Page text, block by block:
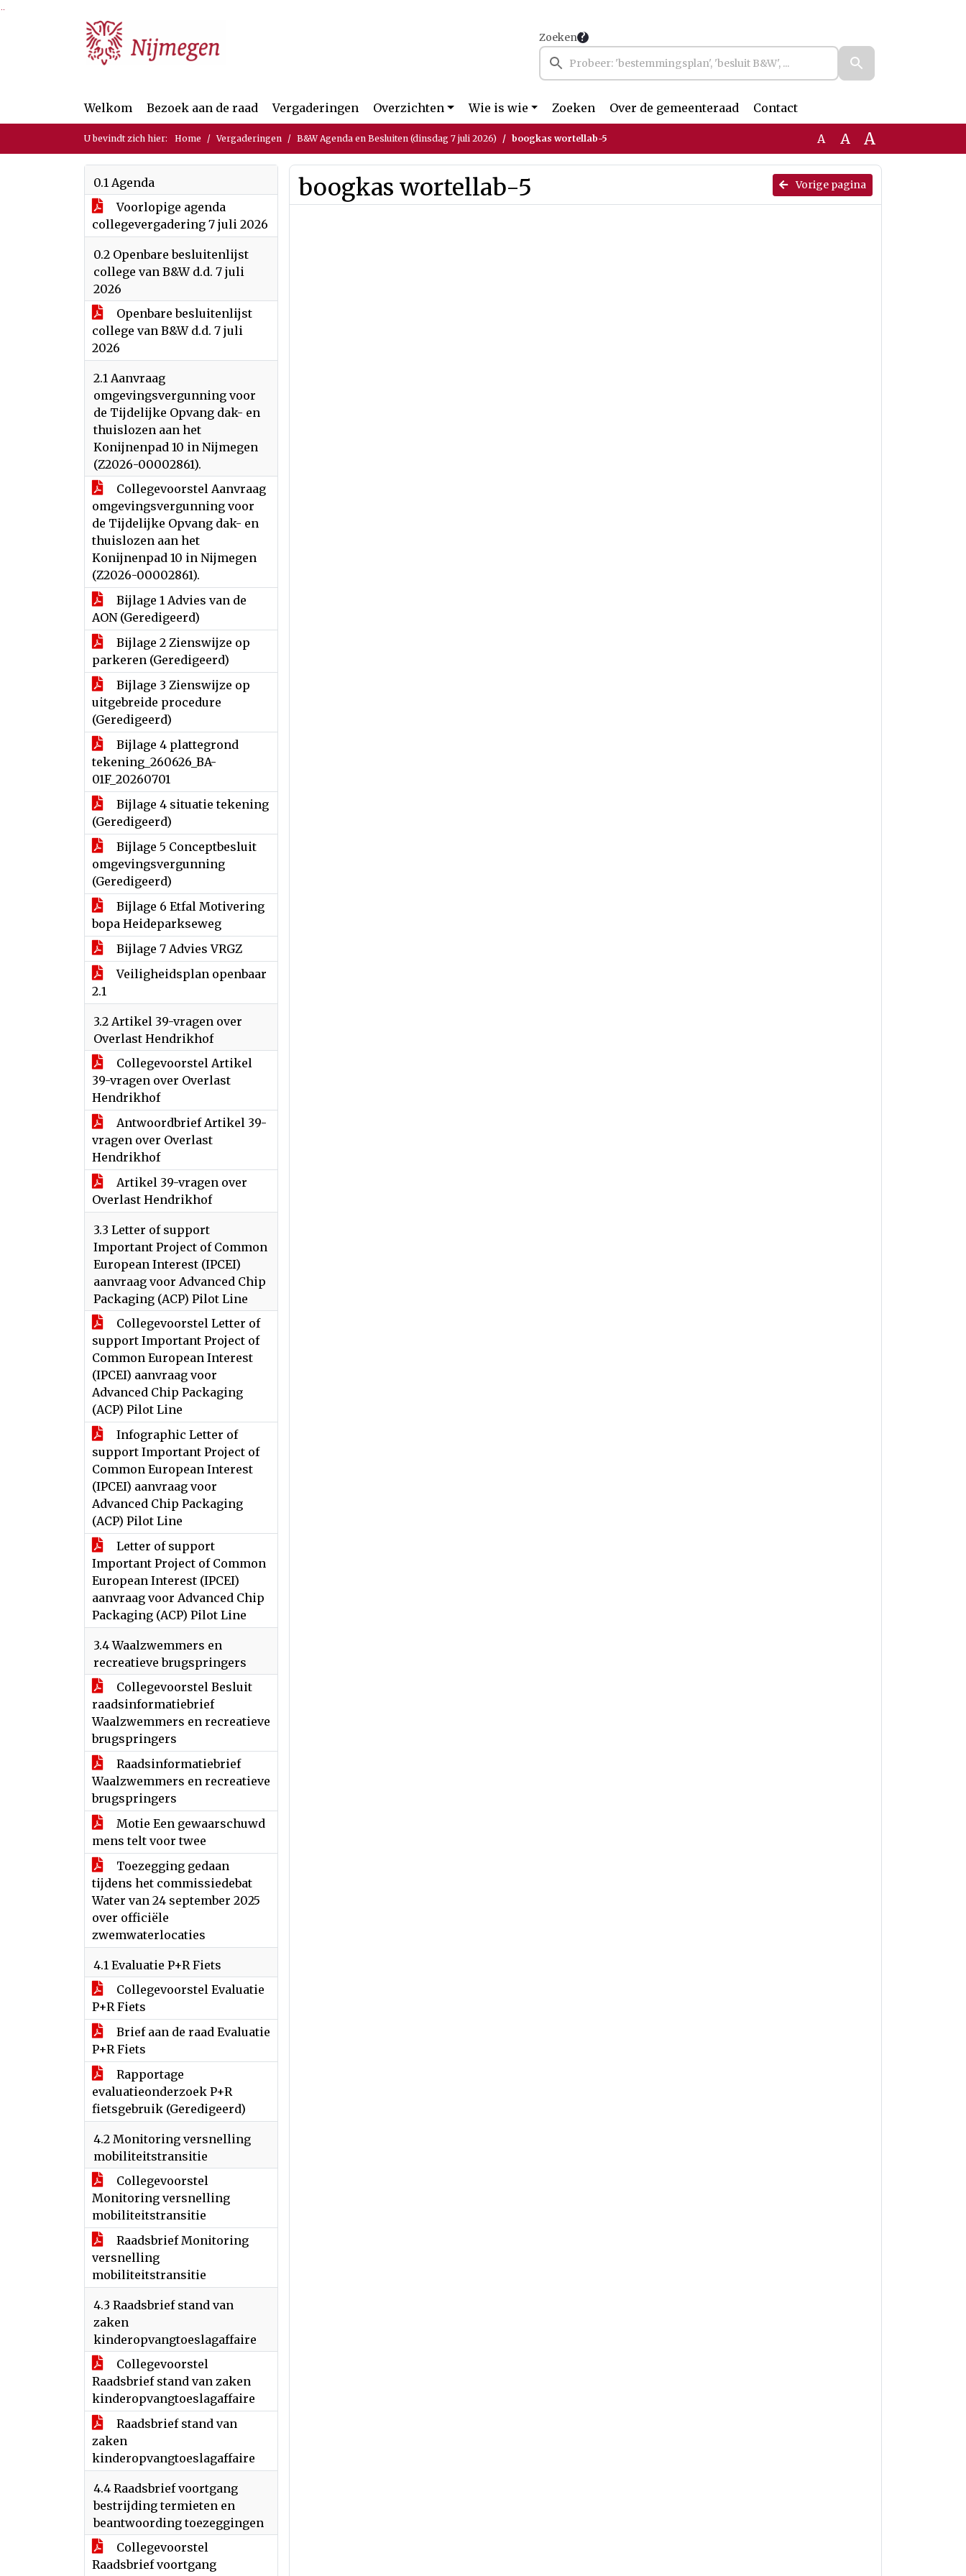
Ga naar de inhoud van deze pagina
Ga naar het zoeken
Ga naar het menu
Zoeken
Welkom Bezoek aan de raad Vergaderingen Overzichten Wie is wie Zoeken Over de gemeenteraad Contact
U bevindt zich hier: Home Vergaderingen B&W Agenda en Besluiten (dinsdag 7 juli 2026) boogkas wortellab-5 A A A
0.1 Agenda
Voorlopige agenda
collegevergadering 7 juli 2026
0.2 Openbare besluitenlijst
college van B&W d.d. 7 juli
2026
Openbare besluitenlijst
college van B&W d.d. 7 juli
2026
2.1 Aanvraag
omgevingsvergunning voor
de Tijdelijke Opvang dak- en
thuislozen aan het
Konijnenpad 10 in Nijmegen
(Z2026-00002861).
Collegevoorstel Aanvraag
omgevingsvergunning voor
de Tijdelijke Opvang dak- en
thuislozen aan het
Konijnenpad 10 in Nijmegen
(Z2026-00002861).
Bijlage 1 Advies van de
AON (Geredigeerd)
Bijlage 2 Zienswijze op
parkeren (Geredigeerd)
Bijlage 3 Zienswijze op
uitgebreide procedure
(Geredigeerd)
Bijlage 4 plattegrond
tekening_260626_BA-
01F_20260701
Bijlage 4 situatie tekening
(Geredigeerd)
Bijlage 5 Conceptbesluit
omgevingsvergunning
(Geredigeerd)
Bijlage 6 Etfal Motivering
bopa Heideparkseweg
Bijlage 7 Advies VRGZ
Veiligheidsplan openbaar
2.1
3.2 Artikel 39-vragen over
Overlast Hendrikhof
Collegevoorstel Artikel
39-vragen over Overlast
Hendrikhof
Antwoordbrief Artikel 39-
vragen over Overlast
Hendrikhof
Artikel 39-vragen over
Overlast Hendrikhof
3.3 Letter of support
Important Project of Common
European Interest (IPCEI)
aanvraag voor Advanced Chip
Packaging (ACP) Pilot Line
Collegevoorstel Letter of
support Important Project of
Common European Interest
(IPCEI) aanvraag voor
Advanced Chip Packaging
(ACP) Pilot Line
Infographic Letter of
support Important Project of
Common European Interest
(IPCEI) aanvraag voor
Advanced Chip Packaging
(ACP) Pilot Line
Letter of support
Important Project of Common
European Interest (IPCEI)
aanvraag voor Advanced Chip
Packaging (ACP) Pilot Line
3.4 Waalzwemmers en
recreatieve brugspringers
Collegevoorstel Besluit
raadsinformatiebrief
Waalzwemmers en recreatieve
brugspringers
Raadsinformatiebrief
Waalzwemmers en recreatieve
brugspringers
Motie Een gewaarschuwd
mens telt voor twee
Toezegging gedaan
tijdens het commissiedebat
Water van 24 september 2025
over officiële
zwemwaterlocaties
4.1 Evaluatie P+R Fiets
Collegevoorstel Evaluatie
P+R Fiets
Brief aan de raad Evaluatie
P+R Fiets
Rapportage
evaluatieonderzoek P+R
fietsgebruik (Geredigeerd)
4.2 Monitoring versnelling
mobiliteitstransitie
Collegevoorstel
Monitoring versnelling
mobiliteitstransitie
Raadsbrief Monitoring
versnelling
mobiliteitstransitie
4.3 Raadsbrief stand van
zaken
kinderopvangtoeslagaffaire
Collegevoorstel
Raadsbrief stand van zaken
kinderopvangtoeslagaffaire
Raadsbrief stand van
zaken
kinderopvangtoeslagaffaire
4.4 Raadsbrief voortgang
bestrijding termieten en
beantwoording toezeggingen
Collegevoorstel
Raadsbrief voortgang
Vorige pagina
boogkas wortellab-5